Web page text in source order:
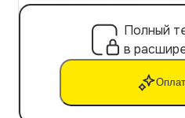
Полный
в